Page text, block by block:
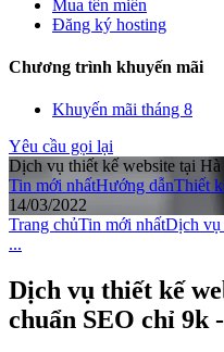
Mua tên miền
Đăng ký hosting
Chương trình khuyến mãi
Khuyến mãi tháng 8
Yêu cầu gọi lại
Dịch vụ thiết kế website tại
Tin mới nhấtHướng dẫnThiết
14/03/2022
Trang chủTin mới nhấtDịch vụ
...
Dịch vụ thiết kế
chuẩn SEO chỉ 9k